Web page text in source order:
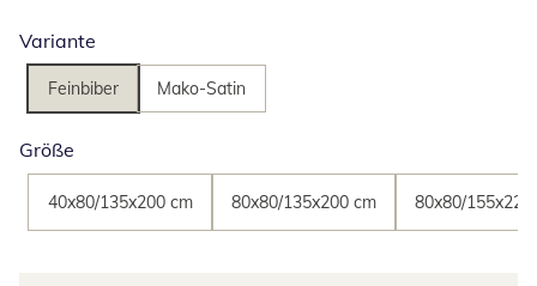
Variante
Feinbiber Mako-Satin
Größe
40x80/135x200 cm 80x80/135x200 cm 80x80/155x220